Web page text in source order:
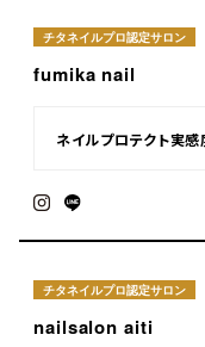
チタネイルプロ認定サロン
fumika nail
ネイルプロテクト実感
チタネイルプロ認定サロン
nailsalon aiti